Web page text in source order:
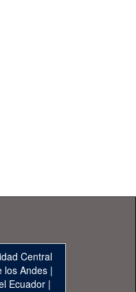
Central
los Andes|
Ecuador|